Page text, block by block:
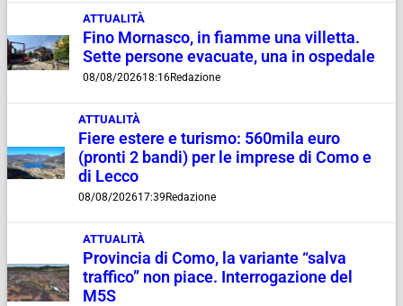
ATTUALITÀ
Fino Mornasco, in fiamme una villetta.
Sette persone evacuate, una in ospedale
08/08/202618:16Redazione
ATTUALITÀ
Fiere estere e turismo: 560mila euro
(pronti 2 bandi) per le imprese di Como e
di Lecco
08/08/202617:39Redazione
ATTUALITÀ
Provincia di Como, la variante “salva
traffico” non piace. Interrogazione del
M5S